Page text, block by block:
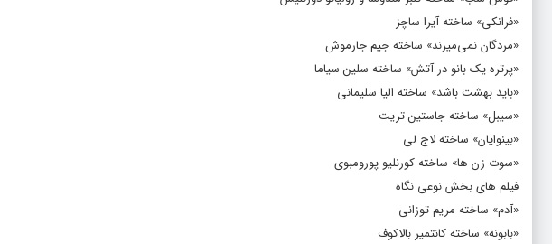
«فرانکی» ساخته آیرا ساچز
«مردگان نمی‌میرند» ساخته جیم جارموش
«پرتره یک بانو در آتش» ساخته سلین سیاما
«باید بهشت باشد» ساخته الیا سلیمانی
«سیبل» ساخته جاستین تریت
«بینوایان» ساخته لاج لی
«سوت زن ها» ساخته کورنلیو پورومبوی
فیلم های بخش نوعی نگاه
«آدم» ساخته مریم توزانی
«بابونه» ساخته کانتمیر بالاکوف